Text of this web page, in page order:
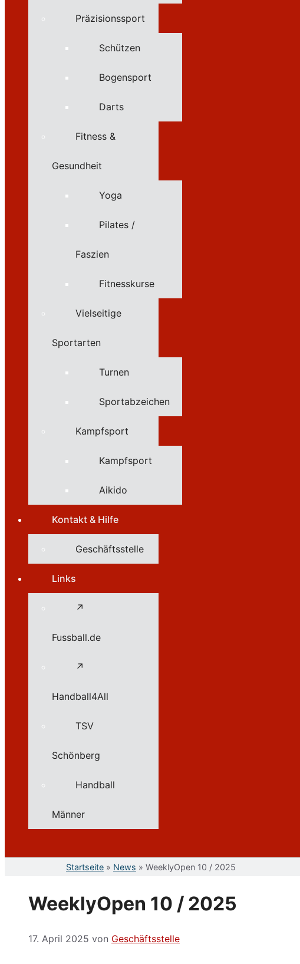
Präzisionssport
Schützen
Bogensport
Darts
Fitness &
Gesundheit
Yoga
Pilates /
Faszien
Fitnesskurse
Vielseitige
Sportarten
Turnen
Sportabzeichen
Kampfsport
Kampfsport
Aikido
Kontakt & Hilfe
Geschäftsstelle
Links
↗
Fussball.de
↗
Handball4All
TSV
Schönberg
Handball
Männer
Startseite » News » WeeklyOpen 10 / 2025
WeeklyOpen 10 / 2025
17. April 2025 von Geschäftsstelle